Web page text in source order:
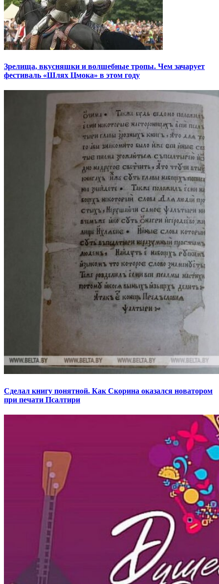
Зрелища, вкусняшки и волшебные тропы. Чем зачарует
фестиваль «Шлях Цмока» в этом году
Сделал книгу понятной. Как Скорина оказался новатором
при печати Псалтири